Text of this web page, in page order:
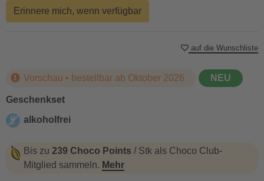
Vorschau • bestellbar ab Oktober 2026 NEU
Geschenkset
alkoholfrei
Bis zu 239 Choco Points / Stk als Choco Club-
Mitglied sammeln. Mehr
Erinnere mich, wenn verfügbar
auf die Wunschliste